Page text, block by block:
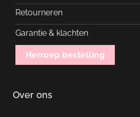
Retourneren
Garantie & klachten
Herroep bestelling
Over ons